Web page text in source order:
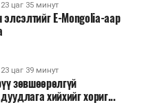
23 цаг 35 минут
элсэлтийг E-Mongolia-аар
23 цаг 39 минут
зөвшөөрөлгүй
хийхийг хориг...